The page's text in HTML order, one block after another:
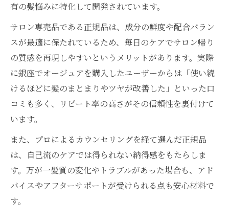
有の髪悩みに特化して開発されています。
サロン専売品である正規品は、成分の鮮度や配合バラン
スが最適に保たれているため、毎日のケアでサロン帰り
の質感を再現しやすいというメリットがあります。実際
に銀座でオージュアを購入したユーザーからは「使い続
けるほどに髪のまとまりやツヤが改善した」といった口
コミも多く、リピート率の高さがその信頼性を裏付けて
います。
また、プロによるカウンセリングを経て選んだ正規品
は、自己流のケアでは得られない納得感をもたらしま
す。万が一髪質の変化やトラブルがあった場合も、アド
バイスやアフターサポートが受けられる点も安心材料で
す。